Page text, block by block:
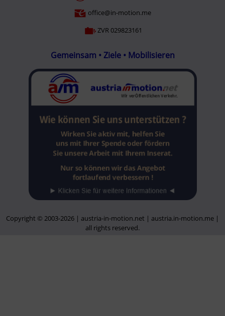
office@in-motion.me
ZVR 029823161
Gemeinsam • Ziele • Mobilisieren
Copyright © 2003-2026 | austria-in-motion.net | austria.in-motion.me |
all rights reserved.